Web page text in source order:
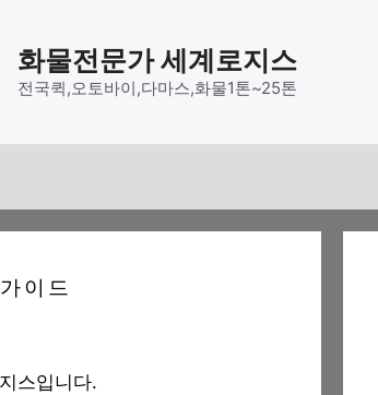
화물전문가 세계로지스
전국퀵,오토바이,다마스,화물1톤~25톤
이드
스입니다.